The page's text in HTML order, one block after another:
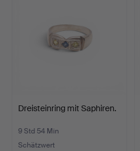
Dreisteinring mit Saphiren.
9 Std 54 Min
Schätzwert